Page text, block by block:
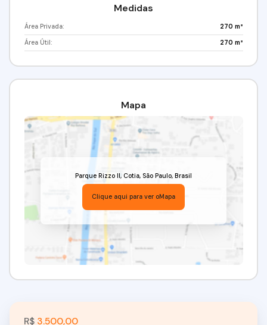
Medidas
Área Privada: 270 m²
Área Útil: 270 m²
Mapa
Parque Rizzo II, Cotia, São Paulo, Brasil
Clique aqui para ver oMapa
R$ 3.500,00